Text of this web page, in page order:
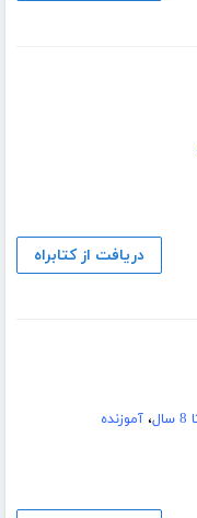
دریافت از کتابراه
،آموزنده